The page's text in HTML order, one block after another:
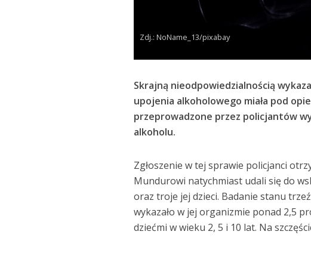
Zdj.: NoName_13/pixabay
Skrajną nieodpowiedzialnością
upojenia alkoholowego miała pod
przeprowadzone przez policjantów
alkoholu.
Zgłoszenie w tej sprawie policjanci
Mundurowi natychmiast udali się do
oraz troje jej dzieci. Badanie stanu
wykazało w jej organizmie ponad 2,5
dziećmi w wieku 2, 5 i 10 lat. Na